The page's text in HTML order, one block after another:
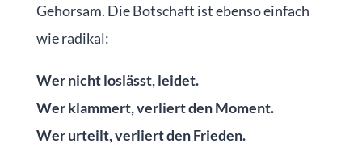
Gehorsam. Die Botschaft ist ebenso einfach
wie radikal:
Wer nicht loslässt, leidet.
Wer klammert, verliert den Moment.
Wer urteilt, verliert den Frieden.